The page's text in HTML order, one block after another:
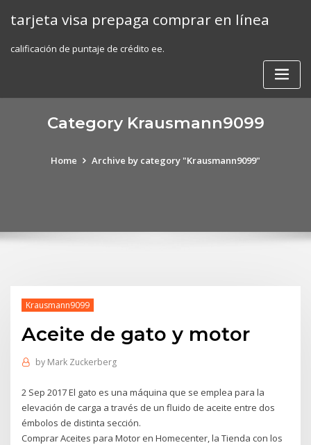
tarjeta visa prepaga comprar en línea
calificación de puntaje de crédito ee.
Category Krausmann9099
Home Archive by category "Krausmann9099"
Krausmann9099
Aceite de gato y motor
by Mark Zuckerberg
2 Sep 2017 El gato es una máquina que se emplea para la
elevación de carga a través de un fluido de aceite entre dos
émbolos de distinta sección.
Comprar Aceites para Motor en Homecenter, la Tienda con los